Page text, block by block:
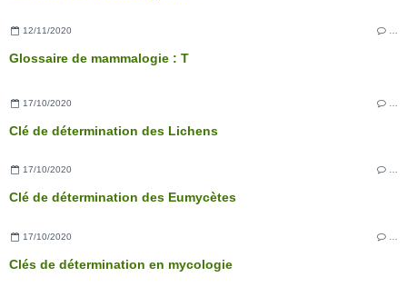
12/11/2020
Glossaire de mammalogie : T
17/10/2020
Clé de détermination des Lichens
17/10/2020 …
Clé de détermination des Eumycètes
17/10/2020
Clés de détermination en mycologie